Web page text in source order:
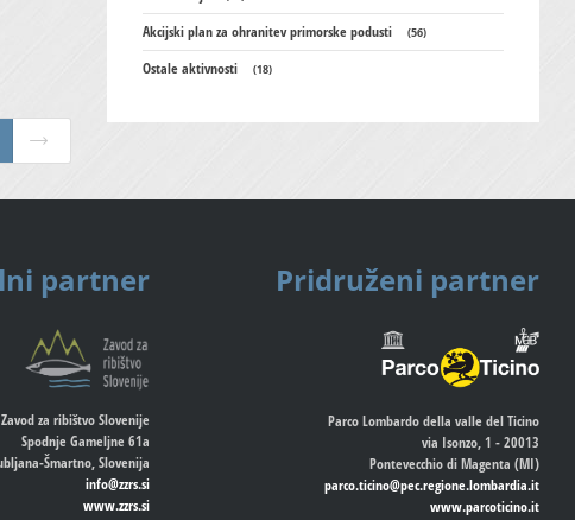
Akcijski plan za ohranitev primorske podusti (56)
Ostale aktivnosti (18)
partner
Zavod za ribištvo Slovenije
Spodnje Gameljne 61a
Šmartno, Slovenija
info@zzrs.si
www.zzrs.si
Pridruženi partner
Parco Lombardo della valle del Ticino
via Isonzo, 1 - 20013
Pontevecchio di Magenta (MI)
parco.ticino@pec.regione.lombardia.it
www.parcoticino.it